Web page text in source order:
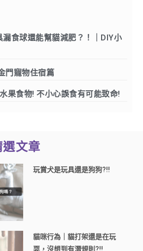
漏食球還能幫貓減肥？！｜DIY小
門寵物住宿篇
果食物! 不小心誤食有可能致命!
文章
玩賞犬是玩具還是狗狗?!!
貓咪行為｜貓打架還是在玩
耍，沒想到有潛規則?!!